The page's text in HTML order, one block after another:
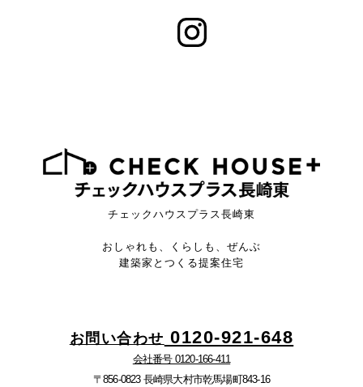
チェックハウスプラス長崎東
おしゃれも、くらしも、ぜんぶ
建築家とつくる提案住宅
お問い合わせ 0120-921-648
会社番号 0120-166-411
〒856-0823 長崎県大村市乾馬場町843-16